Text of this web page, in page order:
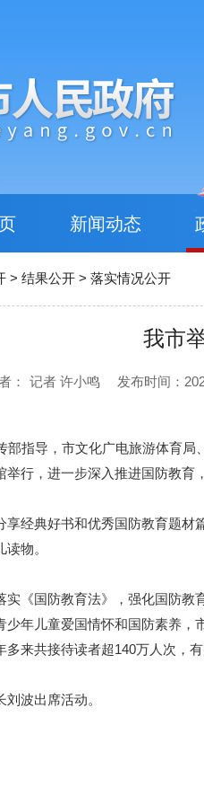
新闻动态
> 结果公开 > 落实情况公开
我市
： 记者 许小鸣 发布时间：
导，市文化广电旅游体育局
行，进一步深入推进国防教育
典好书和优秀国防教育题材
物。
国防教育法》，强化国防教
少年儿童爱国情怀和国防素养
来共接待读者超140万人次，
波出席活动。